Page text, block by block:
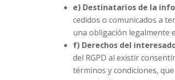
e) Destinatarios de la
cedidos o comunicados a
una obligación legalmente
f) Derechos del
del RGPD al existir
términos y condiciones,